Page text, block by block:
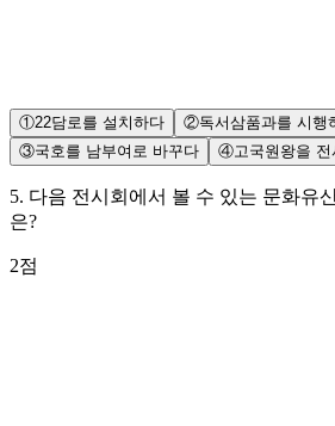
①22담로를 설치하다 ②독서삼품과를 시행
③국호를 남부여로 바꾸다 ④고국원왕을
5. 다음 전시회에서 볼 수 있는 문화유
은?
2점